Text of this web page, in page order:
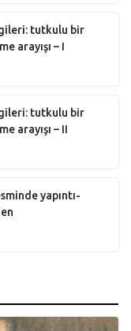
tutkulu bir
arayışı – I
tutkulu bir
arayışı – II
yapıntı-